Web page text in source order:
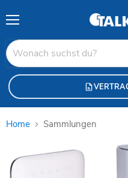
Home Sammlungen
Sammlungen